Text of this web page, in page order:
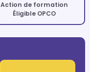
Action de formation
Éligible OPCO